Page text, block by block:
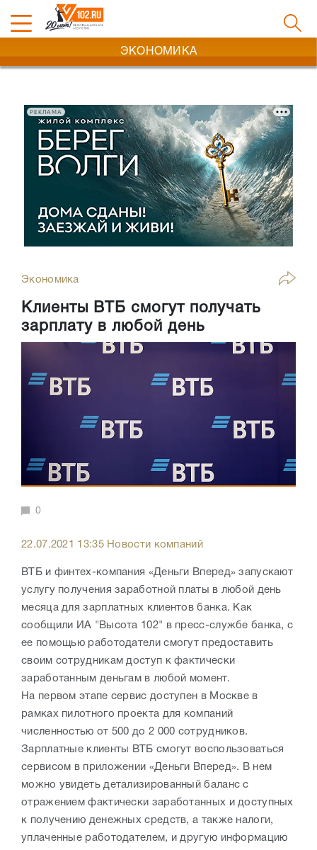
ЭКОНОМИКА
РЕКЛАМА
Экономика
Клиенты ВТБ смогут получать
зарплату в любой день
0
22.07.2021 13:35 Новости компаний
ВТБ и финтех-компания «Деньги Вперед» запускают
услугу получения заработной платы в любой день
месяца для зарплатных клиентов банка. Как
сообщили ИА "Высота 102" в пресс-службе банка, с
ее помощью работодатели смогут предоставить
своим сотрудникам доступ к фактически
заработанным деньгам в любой момент.
На первом этапе сервис доступен в Москве в
рамках пилотного проекта для компаний
численностью от 500 до 2 000 сотрудников.
Зарплатные клиенты ВТБ смогут воспользоваться
сервисом в приложении «Деньги Вперед». В нем
можно увидеть детализированный баланс с
отражением фактически заработанных и доступных
к получению денежных средств, а также налоги,
уплаченные работодателем, и другую информацию